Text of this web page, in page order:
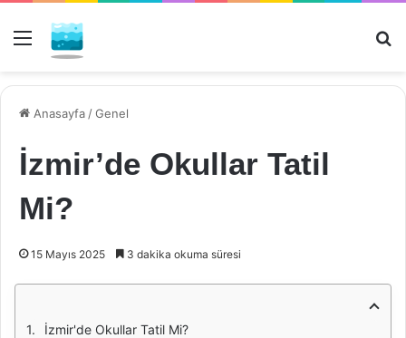
Menü
Anasayfa /Genel
İzmir’de Okullar Tatil
Mi?
15 Mayıs 2025 3 dakika okuma süresi
İzmir'de Okullar Tatil Mi?